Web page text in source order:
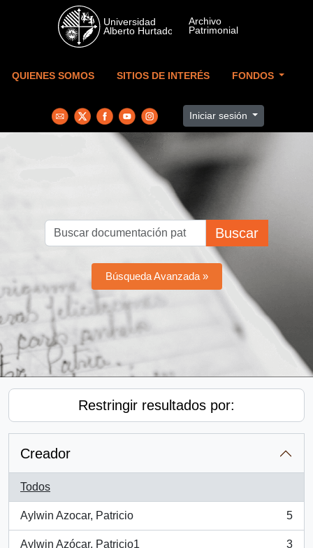
Skip to main content
QUIENES SOMOS SITIOS DE INTERÉS FONDOS
Iniciar sesión
Buscar
Búsqueda Avanzada »
Restringir resultados por:
Creador
Todos
Aylwin Azocar, Patricio
, 5 resultados
5
Aylwin Azócar, Patricio1 3